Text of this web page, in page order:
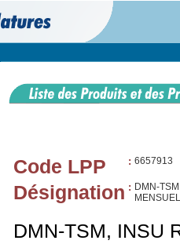
Code LPP : 6657913
Désignation : DMN-
DMN-TSM, INSU